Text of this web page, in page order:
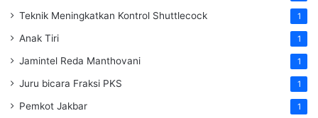
Teknik Meningkatkan Kontrol Shuttlecock 1
Anak Tiri 1
Jamintel Reda Manthovani 1
Juru bicara Fraksi PKS 1
Pemkot Jakbar 1